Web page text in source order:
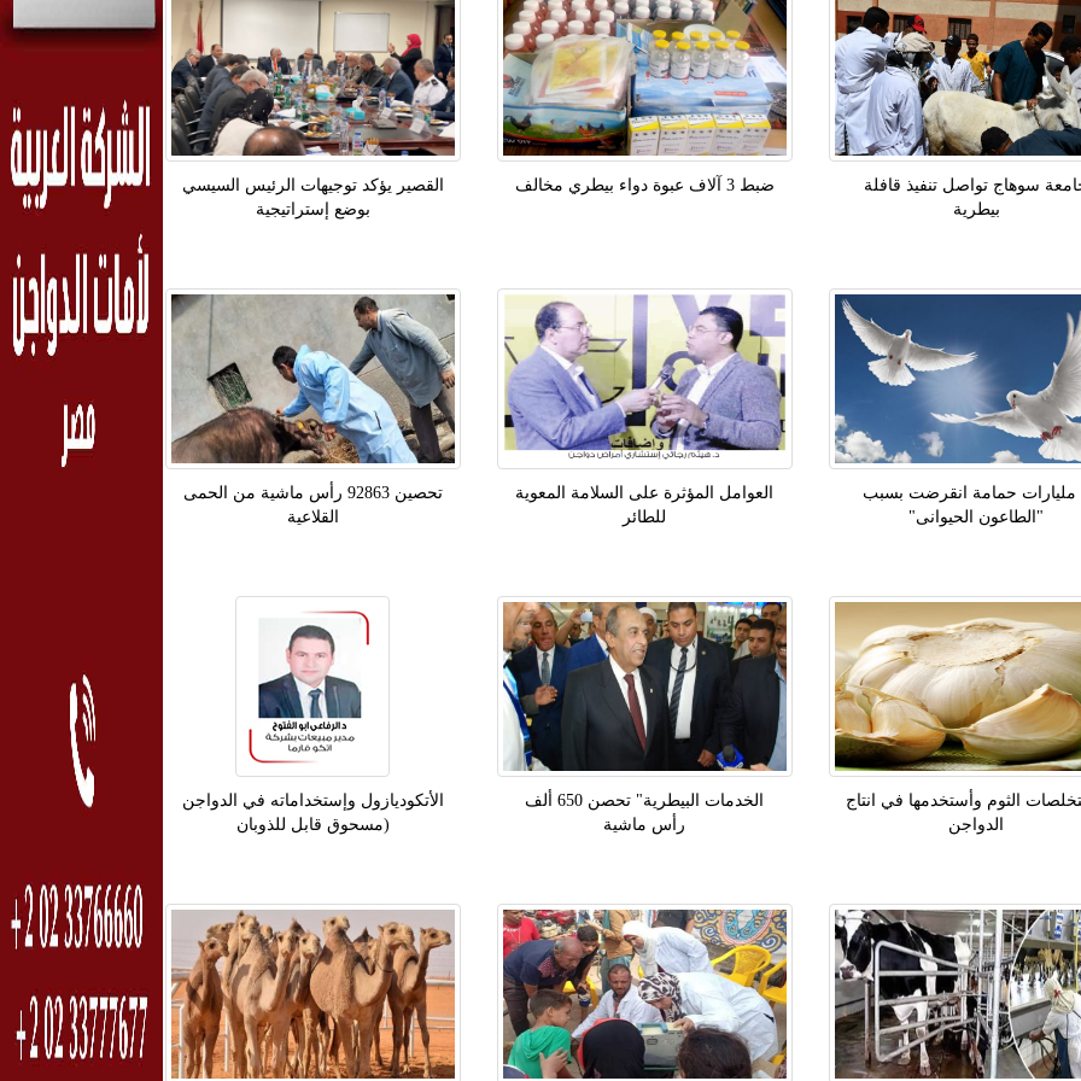
القصير يؤكد توجيهات الرئيس السيسي
بوضع إستراتيجية
ضبط 3 آلاف عبوة دواء بيطري مخالف
سوهاج تواصل تنفيذ قافلة
بيطرية
تحصين 92863 رأس ماشية من الحمى
القلاعية
العوامل المؤثرة على السلامة المعوية
للطائر
5 مليارات حمامة انقرضت بسبب
"الطاعون الحيوانى"
الأتكوديازول وإستخداماته في الدواجن
(مسحوق قابل للذوبان
الخدمات البيطرية" تحصن 650 ألف
رأس ماشية
الثوم وأستخدمها في انتاج
الدواجن